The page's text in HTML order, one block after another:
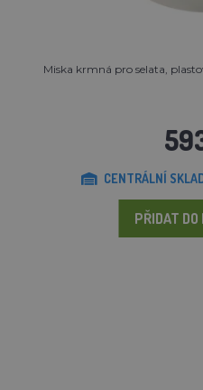
Miska krmná pro selata,
CENTRÁLNÍ
PŘIDAT DO